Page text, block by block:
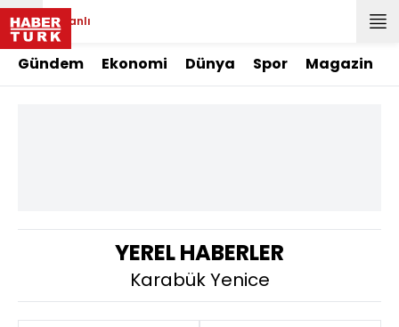
Canlı
Gündem Ekonomi Dünya Spor Magazin
YEREL HABERLER
Karabük Yenice